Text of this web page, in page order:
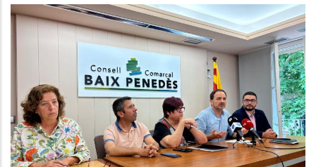
El Consell Comarcal Impulsa Un
Projecte Pioner Per Reduir El
Malbaratament Alimentari Als
Menjadors Escolars Del Baix
Penedès
Altres,Educació